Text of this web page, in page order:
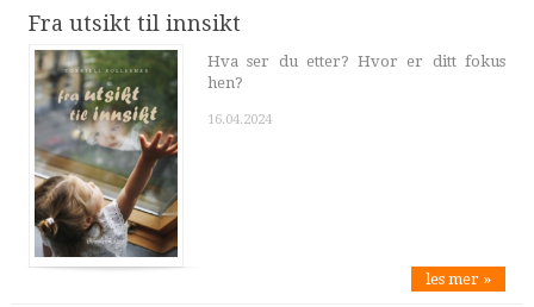
Fra utsikt til innsikt
Hva ser du etter? Hvor er ditt fokus
hen?
16.04.2024
les mer »